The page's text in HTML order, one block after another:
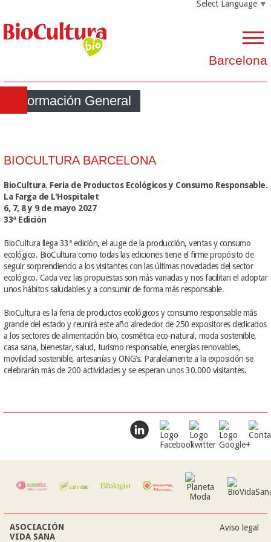
Select Language ▼
Barcelona
Información General
BIOCULTURA BARCELONA
BioCultura. Feria de Productos Ecológicos y Consumo Responsable.
La Farga de L'Hospitalet
6, 7, 8 y 9 de mayo 2027
33ª Edición
BioCultura llega 33ª edición, el auge de la producción, ventas y consumo
ecológico. BioCultura como todas las ediciones tiene el firme propósito de
seguir sorprendiendo a los visitantes con las últimas novedades del sector
ecológico. Cada vez las propuestas son más variadas y nos facilitan el adoptar
unos hábitos saludables y a consumir de forma más responsable.
BioCultura es la feria de productos ecológicos y consumo responsable más
grande del estado y reunirá este año alrededor de 250 expositores dedicados
a los sectores de alimentación bio, cosmética eco-natural, moda sostenible,
casa sana, bienestar, salud, turismo responsable, energías renovables,
movilidad sostenible, artesanías y ONG’s. Paralelamente a la exposición se
celebrarán más de 200 actividades y se esperan unos 30.000 visitantes.
ASOCIACIÓN
VIDA SANA
Aviso legal